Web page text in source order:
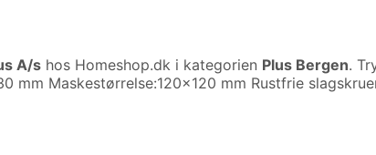
A/s hos Homeshop.dk i kategorien Plus Bergen.
Maskestørrelse:120×120 mm Rustfrie